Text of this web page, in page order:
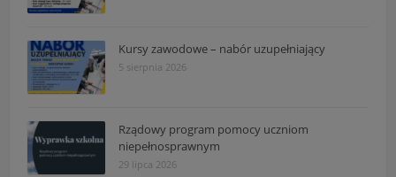
Kursy zawodowe – nabór uzupełniający
5 sierpnia 2026
Rządowy program pomocy uczniom
niepełnosprawnym
29 lipca 2026